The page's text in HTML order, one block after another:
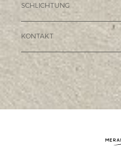
SCHLICHTUNG
KONTAKT